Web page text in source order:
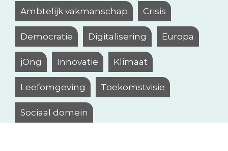
Ambtelijk vakmanschap Crisis
Democratie Digitalisering Europa
jOng Innovatie Klimaat
Leefomgeving Toekomstvisie
Sociaal domein